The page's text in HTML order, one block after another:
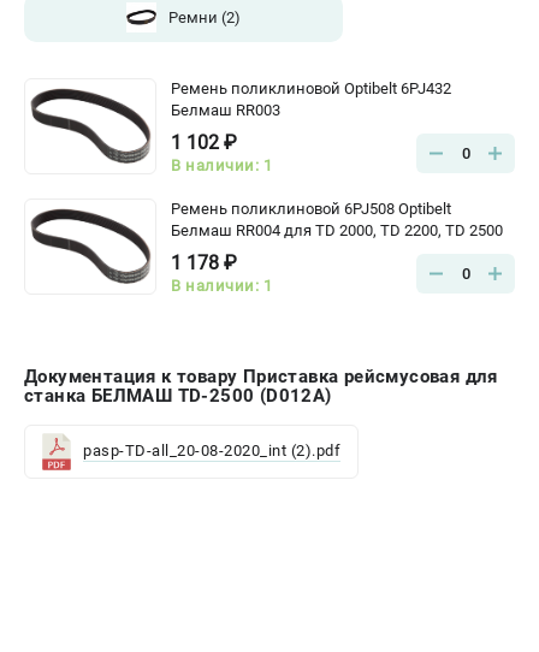
Ремни (2)
Ремень поликлиновой Optibelt 6PJ432
Белмаш RR003
1 102 ₽
В наличии: 1
0
Ремень поликлиновой 6PJ508 Optibelt
Белмаш RR004 для TD 2000, TD 2200, TD 2500
1 178 ₽
В наличии: 1
0
Документация к товару Приставка рейсмусовая для
станка БЕЛМАШ TD-2500 (D012A)
pasp-TD-all_20-08-2020_int (2).pdf